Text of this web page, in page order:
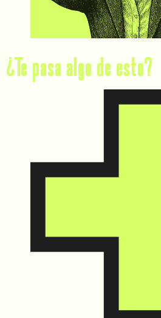
¿Te pasa algo de esto?